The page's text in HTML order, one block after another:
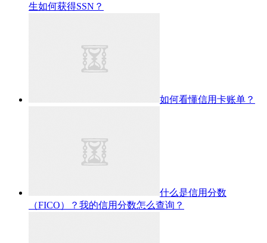
生如何获得SSN？
如何看懂信用卡账单？
什么是信用分数
（FICO）？我的信用分数怎么查询？